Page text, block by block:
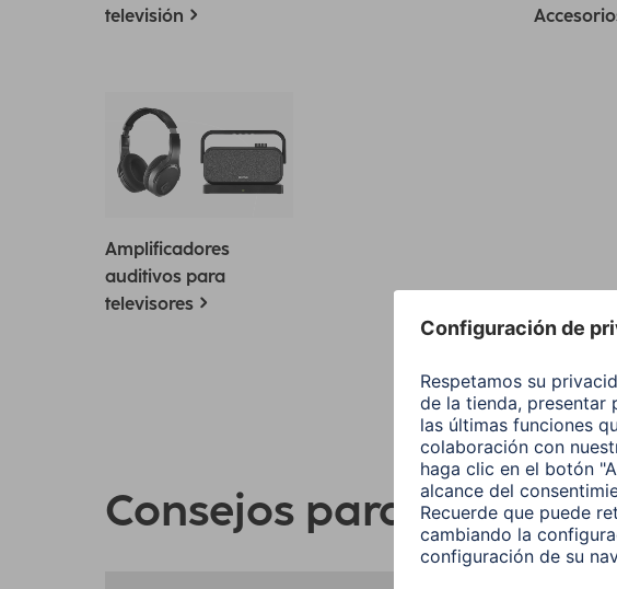
televisión
Amplificadores
auditivos para
televisores
Consejos para la